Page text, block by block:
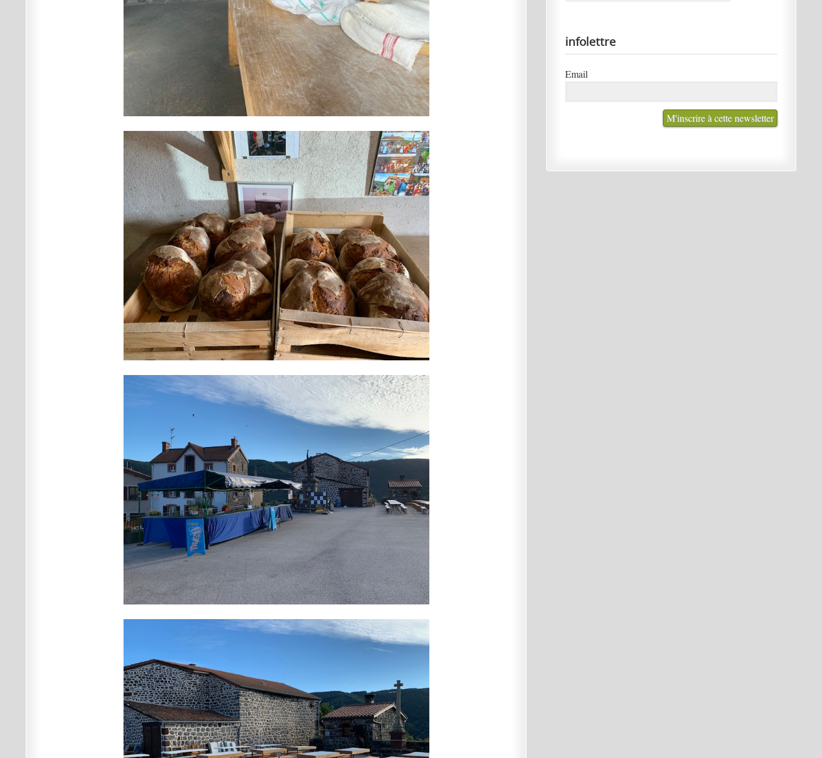
infolettre
Email